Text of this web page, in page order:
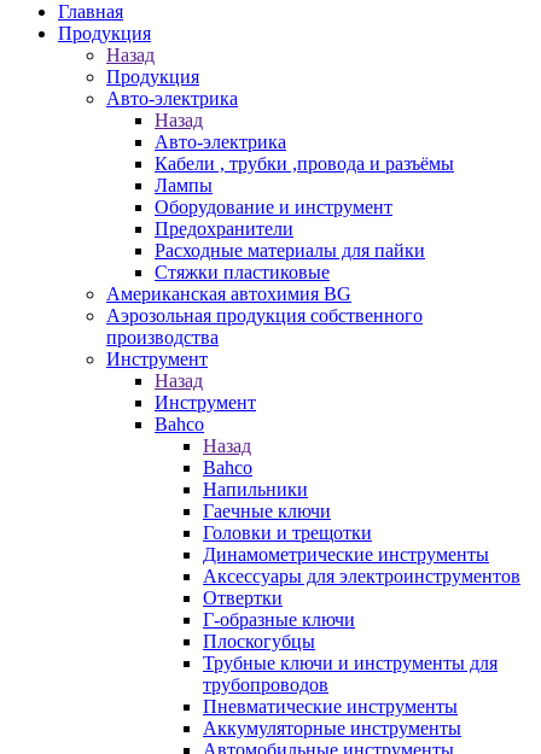
Главная
Продукция
Назад
Продукция
Авто-электрика
Назад
Авто-электрика
Кабели , трубки ,провода и разъёмы
Лампы
Оборудование и инструмент
Предохранители
Расходные материалы для пайки
Стяжки пластиковые
Американская автохимия BG
Аэрозольная продукция собственного
производства
Инструмент
Назад
Инструмент
Bahco
Назад
Bahco
Напильники
Гаечные ключи
Головки и трещотки
Динамометрические инструменты
Аксессуары для электроинструментов
Отвертки
Г-образные ключи
Плоскогубцы
Трубные ключи и инструменты для
трубопроводов
Пневматические инструменты
Аккумуляторные инструменты
Автомобильные инструменты